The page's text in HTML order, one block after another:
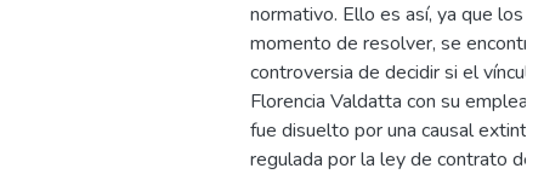
normativo. Ello es así, ya que los
momento de resolver, se
controversia de decidir si el
Florencia Valdatta con su
fue disuelto por una causal
regulada por la ley de contrato de